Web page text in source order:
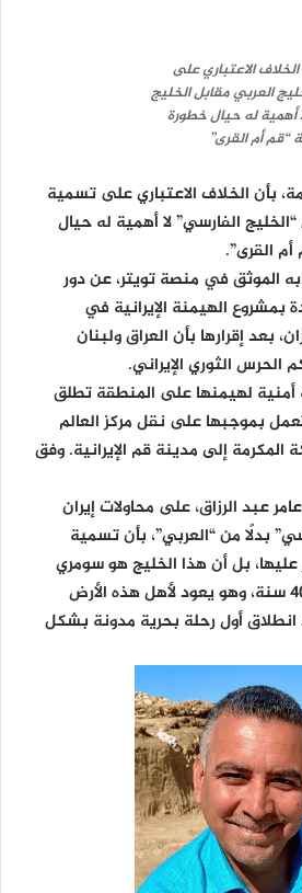
الاعتباري على
العربي مقابل الخلیج
أهمية له حيال خطورة
“قم أم القرى”
بأن الخلاف الاعتباري على تسمية
الفارسي” لا أهمية له حيال
القرى”.
الموثق في منصة تويتر، عن دور
بمشروع الهيمنة الإيرانية في
بعد إقرارها بأن العراق ولبنان
الثوري الإيراني.
أمنية لهيمنها على المنطقة تطلق
بموجبها على نقل مركز العالم
إلى مدينة قم الإيرانية. وفق
عبد الرزاق، على محاولات إيران
بدلًا من “العربي”، بأن تسمية
عليها، بل أن هذا الخليج هو سومري
الأصل قبل أكثر من 4000 سنة، وهو يعود لأهل هذه الأرض
انطلاق أول رحلة بحرية مدونة بشكل